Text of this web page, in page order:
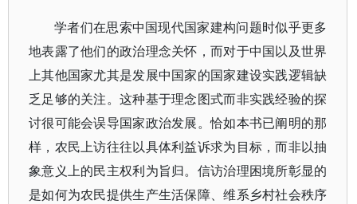
学者们在思索中国现代国家建构问题时似乎更多
地表露了他们的政治理念关怀，而对于中国以及世界
上其他国家尤其是发展中国家的国家建设实践逻辑缺
乏足够的关注。这种基于理念图式而非实践经验的探
讨很可能会误导国家政治发展。恰如本书已阐明的那
样，农民上访往往以具体利益诉求为目标，而非以抽
象意义上的民主权利为旨归。信访治理困境所彰显的
是如何为农民提供生产生活保障、维系乡村社会秩序